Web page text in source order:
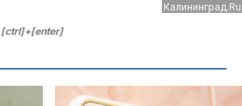
Калининград.Ru
[ctrl]+[enter]